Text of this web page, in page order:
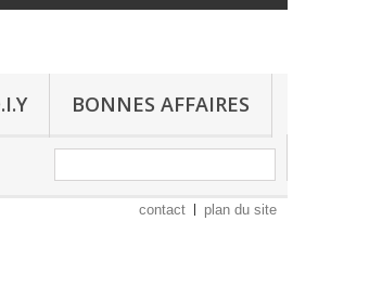
BONNES AFFAIRES
contact plan du site